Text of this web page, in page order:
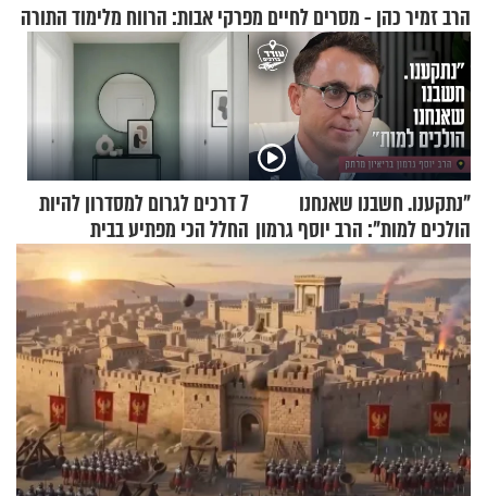
הרב זמיר כהן - מסרים לחיים מפרקי אבות: הרווח מלימוד התורה
"נתקענו. חשבנו שאנחנו
הולכים למות": הרב יוסף גרמון
בריאיון מרתק
7 דרכים לגרום למסדרון להיות
החלל הכי מפתיע בבית